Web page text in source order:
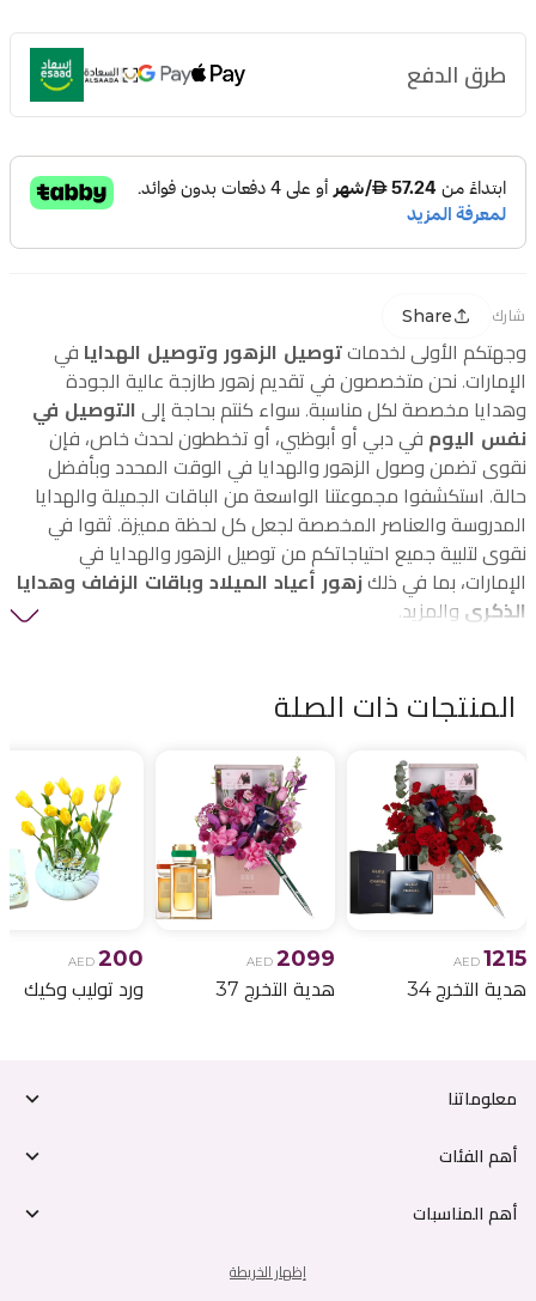
طرق الدفع
شارك Share
وجهتكم الأولى لخدمات توصيل الزهور وتوصيل الهدايا في
الإمارات. نحن متخصصون في تقديم زهور طازجة عالية الجودة
وهدايا مخصصة لكل مناسبة. سواء كنتم بحاجة إلى التوصيل في
نفس اليوم في دبي أو أبوظبي، أو تخططون لحدث خاص، فإن
نقوى تضمن وصول الزهور والهدايا في الوقت المحدد وبأفضل
حالة. استكشفوا مجموعتنا الواسعة من الباقات الجميلة والهدايا
المدروسة والعناصر المخصصة لجعل كل لحظة مميزة. ثقوا في
نقوى لتلبية جميع احتياجاتكم من توصيل الزهور والهدايا في
الإمارات، بما في ذلك زهور أعياد الميلاد وباقات الزفاف وهدايا
الذكرى والمزيد.
المنتجات ذات الصلة
AED 1215
هدية التخرج 34
AED 2099
هدية التخرج 37
AED 200
ورد توليب وكيك
معلوماتنا
أهم الفئات
أهم المناسبات
إظهار الخريطة